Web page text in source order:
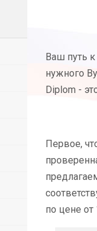
Ваш путь
нужного
Diplom -
Первое,
по цене